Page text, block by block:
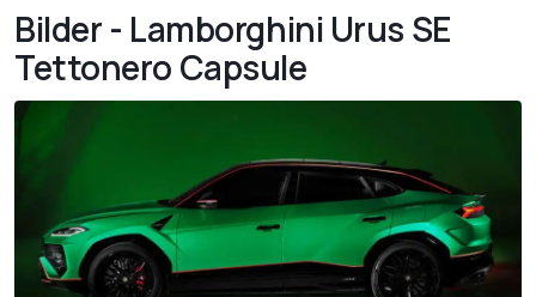
Bilder - Lamborghini Urus SE
Tettonero Capsule